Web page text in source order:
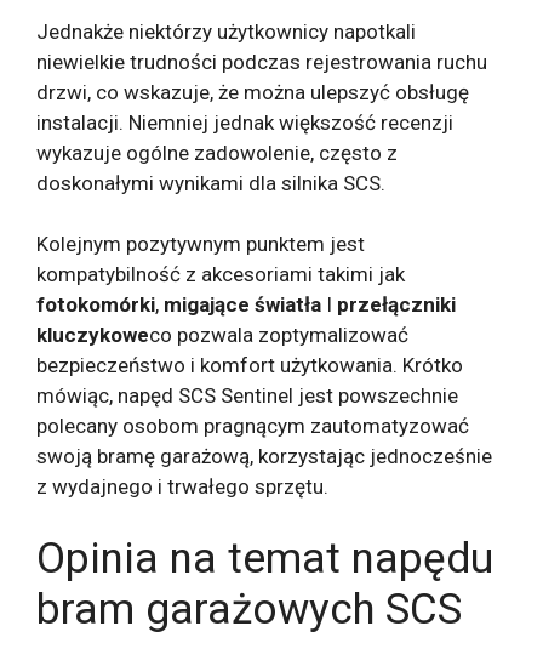
Jednakże niektórzy użytkownicy napotkali
niewielkie trudności podczas rejestrowania ruchu
drzwi, co wskazuje, że można ulepszyć obsługę
instalacji. Niemniej jednak większość recenzji
wykazuje ogólne zadowolenie, często z
doskonałymi wynikami dla silnika SCS.
Kolejnym pozytywnym punktem jest
kompatybilność z akcesoriami takimi jak
fotokomórki, migające światła I przełączniki
kluczykoweco pozwala zoptymalizować
bezpieczeństwo i komfort użytkowania. Krótko
mówiąc, napęd SCS Sentinel jest powszechnie
polecany osobom pragnącym zautomatyzować
swoją bramę garażową, korzystając jednocześnie
z wydajnego i trwałego sprzętu.
Opinia na temat napędu
bram garażowych SCS